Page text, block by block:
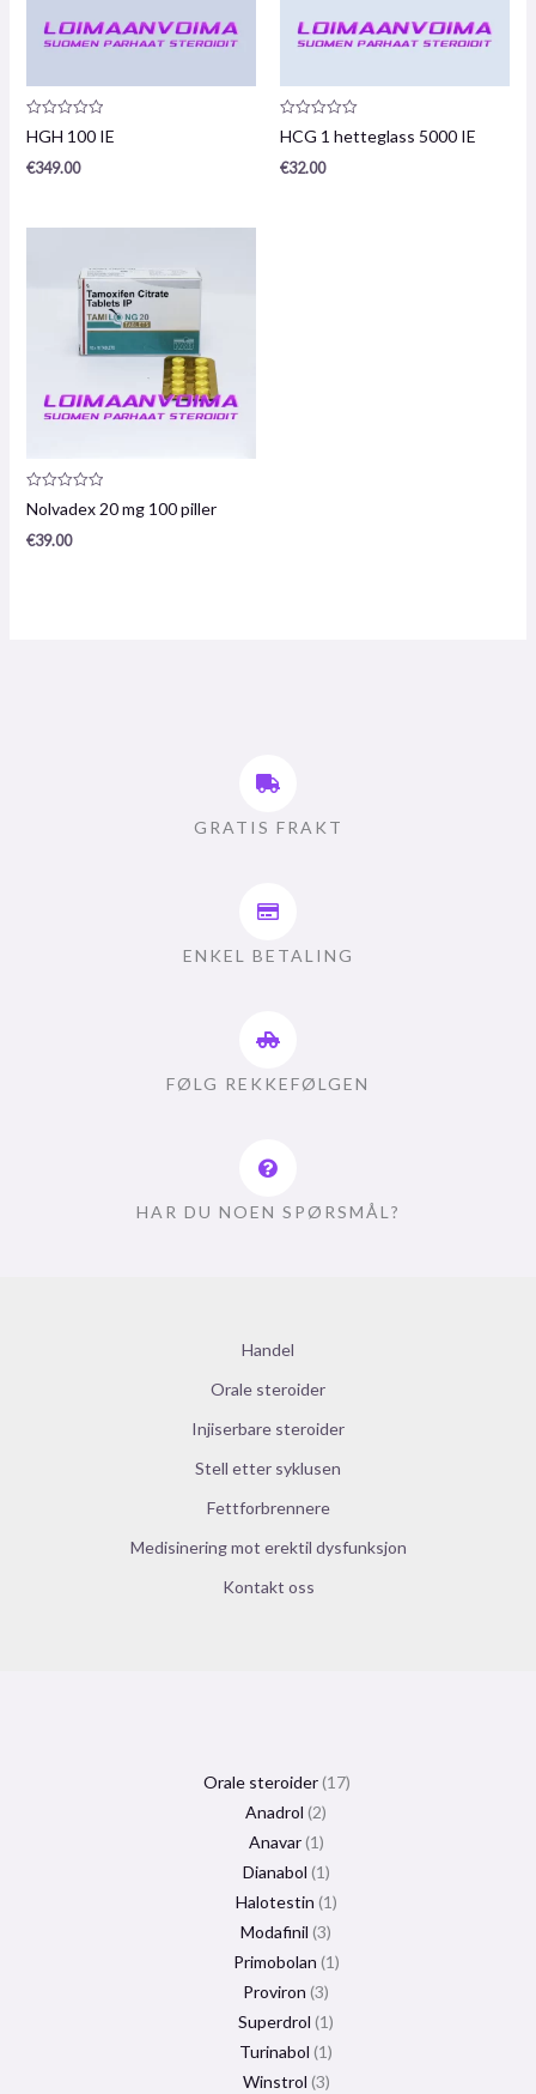
Produktanmeldelse:
0
5
HGH 100 IE
€349.00
Produktanmeldelse:
0
5
HCG 1 hetteglass 5000 IE
€32.00
Produktanmeldelse:
0
5
Nolvadex 20 mg 100 piller
€39.00
GRATIS FRAKT
ENKEL BETALING
FØLG REKKEFØLGEN
HAR DU NOEN SPØRSMÅL?
Handel
Orale steroider
Injiserbare steroider
Stell etter syklusen
Fettforbrennere
Medisinering mot erektil dysfunksjon
Kontakt oss
Orale steroider 17
Anadrol 2
Anavar 1
Dianabol 1
Halotestin 1
Modafinil 3
Primobolan 1
Proviron 3
Superdrol 1
Turinabol 1
Winstrol 3